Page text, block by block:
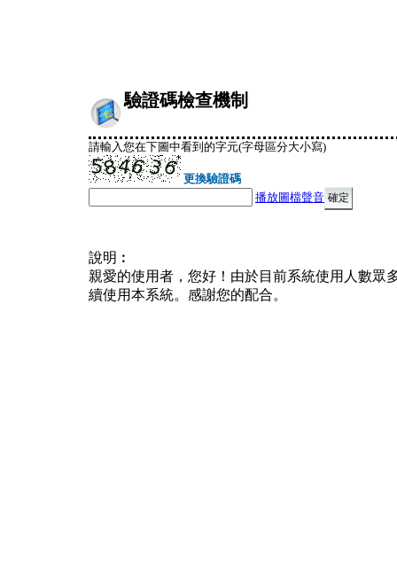
驗證碼檢查機制
請輸入您在下圖中看到的字元(字母區分大小寫)
更換驗證碼
播放圖檔聲音
說明︰
親愛的使用者，您好！由於目前系統使用人數眾
續使用本系統。感謝您的配合。